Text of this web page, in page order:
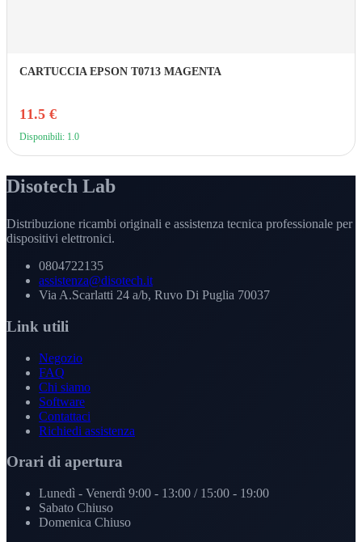
CARTUCCIA EPSON T0713 MAGENTA
11.5 €
Disponibili: 1.0
Disotech Lab
Distribuzione ricambi originali e assistenza tecnica professionale per
dispositivi elettronici.
0804722135
assistenza@disotech.it
Via A.Scarlatti 24 a/b, Ruvo Di Puglia 70037
Link utili
Negozio
FAQ
Chi siamo
Software
Contattaci
Richiedi assistenza
Orari di apertura
Lunedì - Venerdì 9:00 - 13:00 / 15:00 - 19:00
Sabato Chiuso
Domenica Chiuso